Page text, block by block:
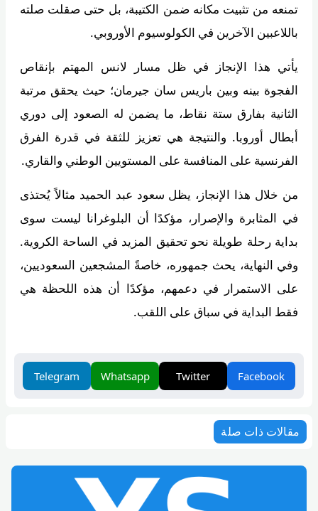
تمنعه من تثبيت مكانه ضمن الكتيبة، بل حتى صقلت صلته
باللاعبين الآخرين في الكولوسيوم الأوروبي.
يأتي هذا الإنجاز في ظل مسار لانس المهتم بإنقاص
الفجوة بينه وبين باريس سان جيرمان؛ حيث يحقق مرتبة
الثانية بفارق ستة نقاط، ما يضمن له الصعود إلى دوري
أبطال أوروبا. والنتيجة هي تعزيز للثقة في قدرة الفرق
الفرنسية على المنافسة على المستويين الوطني والقاري.
من خلال هذا الإنجاز، يظل سعود عبد الحميد مثالاً يُحتذى
في المثابرة والإصرار، مؤكدًا أن البلوغرانا ليست سوى
بداية رحلة طويلة نحو تحقيق المزيد في الساحة الكروية.
وفي النهاية، يحث جمهوره، خاصةً المشجعين السعوديين،
على الاستمرار في دعمهم، مؤكدًا أن هذه اللحظة هي
فقط البداية في سباق على اللقب.
Facebook
Twitter
Whatsapp
Telegram
مقالات ذات صلة